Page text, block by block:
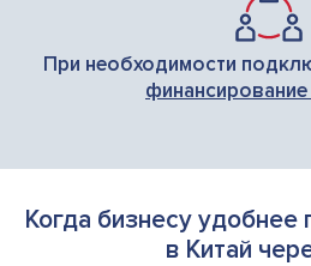
При необходимости
Когда бизнесу удобнее
в Китай